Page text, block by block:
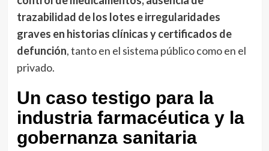
trazabilidad de los lotes e irregularidades
graves en historias clínicas y certificados de
defunción, tanto en el sistema público como en el
privado.
Un caso testigo para la
industria farmacéutica y la
gobernanza sanitaria